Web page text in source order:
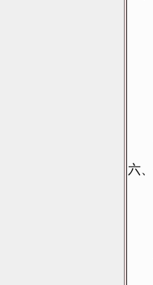
六、